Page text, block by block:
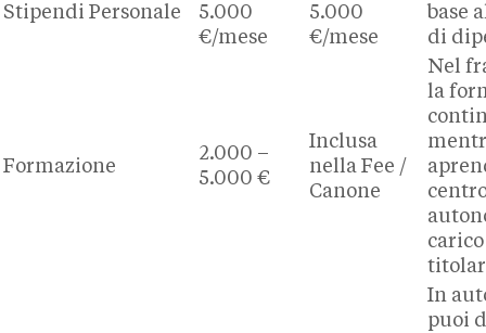
Stipendi Personale
5.000
€/mese
5.000
€/mese
base
di
Formazione
2.000 –
5.000 €
Inclusa
nella Fee /
Canone
Nel
la
In
puoi